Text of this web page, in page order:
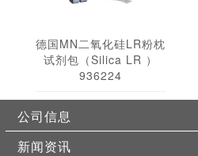
德国MN二氧化硅LR粉枕
试剂包（Silica LR ）
936224
公司信息
新闻资讯